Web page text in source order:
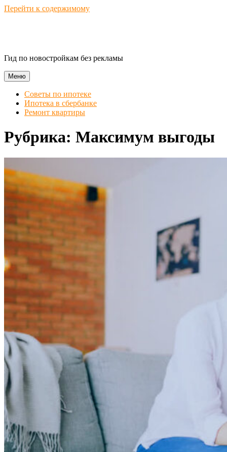
Перейти к содержимому
Гид по новостройкам без рекламы
Меню
Советы по ипотеке
Ипотека в сбербанке
Ремонт квартиры
Рубрика: Максимум выгоды